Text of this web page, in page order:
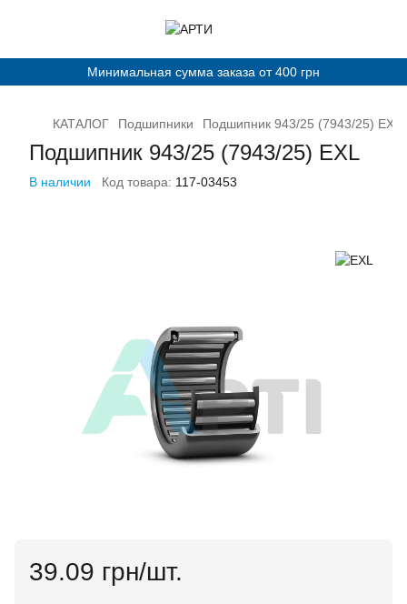
Минимальная сумма заказа от 400 грн
КАТАЛОГ Подшипники Подшипник 943/25 (7943/25) EXL
Подшипник 943/25 (7943/25) EXL
В наличии Код товара: 117-03453
39.09 грн/шт.